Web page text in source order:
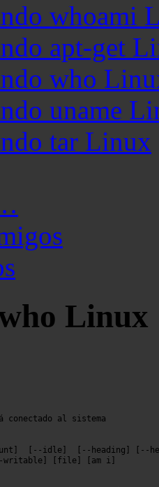
whoami
apt-get
who
uname
tar Linux
Linux
conectado al sistema
[--idle]  [--heading] [--
[file] [am i]